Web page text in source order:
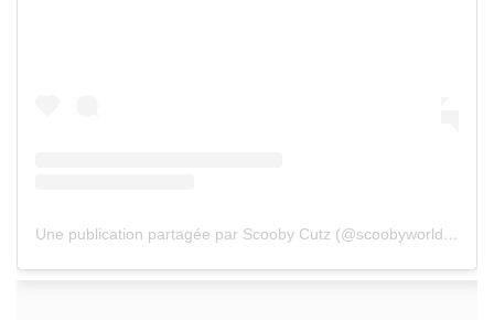
Une publication partagée par Scooby Cutz (@scoobyworld901)